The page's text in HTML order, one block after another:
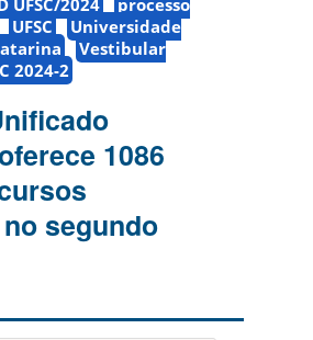
UFSC
Universidade
Vestibular
2024-2
1086
segundo